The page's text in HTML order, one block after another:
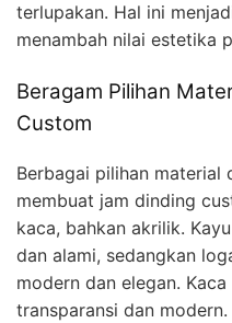
terlupakan. Hal ini
menambah nilai estetika
Beragam Pilihan
Custom
Berbagai pilihan material
membuat jam dinding
kaca, bahkan akrilik.
dan alami, sedangkan
modern dan elegan.
transparansi dan